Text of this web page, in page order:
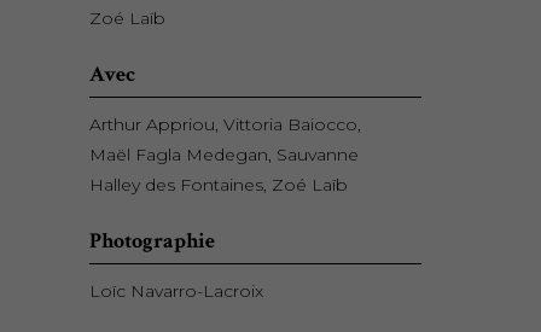
Zoé Laïb
Avec
Arthur Appriou, Vittoria Baiocco,
Maël Fagla Medegan, Sauvanne
Halley des Fontaines, Zoé Laïb
Photographie
Loïc Navarro-Lacroix